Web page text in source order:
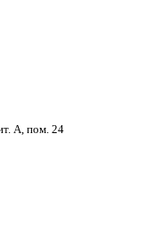
А, пом. 24